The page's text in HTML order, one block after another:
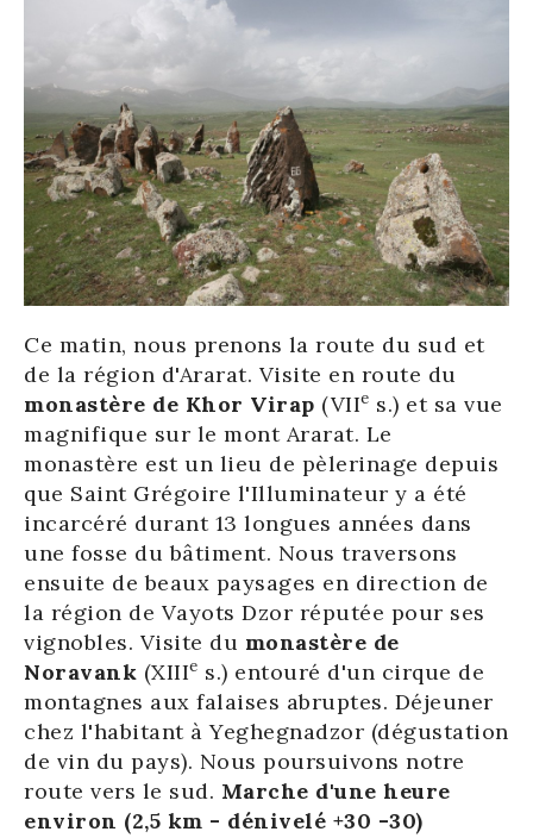
Ce matin, nous prenons la route du sud et
de la région d'Ararat. Visite en route du
monastère de Khor Virap (VIIe s.) et sa vue
magnifique sur le mont Ararat. Le
monastère est un lieu de pèlerinage depuis
que Saint Grégoire l'Illuminateur y a été
incarcéré durant 13 longues années dans
une fosse du bâtiment. Nous traversons
ensuite de beaux paysages en direction de
la région de Vayots Dzor réputée pour ses
vignobles. Visite du monastère de
Noravank (XIIIe s.) entouré d'un cirque de
montagnes aux falaises abruptes. Déjeuner
chez l'habitant à Yeghegnadzor (dégustation
de vin du pays). Nous poursuivons notre
route vers le sud. Marche d'une heure
environ (2,5 km - dénivelé +30 -30)